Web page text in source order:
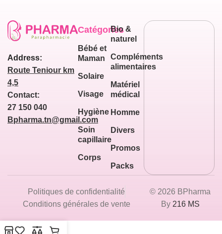
Address:
Route Teniour km
4,5
Contact:
27 150 040
Bpharma.tn@gmail.com
Catégories
Bébé et
Maman
Solaire
Visage
Hygiène
Soin
capillaire
Corps
Bio &
naturel
Compléments
alimentaires
Matériel
médical
Homme
Divers
Promos
Packs
© 2026 BPharma
By 216 MS
Politiques de confidentialité
Conditions générales de vente